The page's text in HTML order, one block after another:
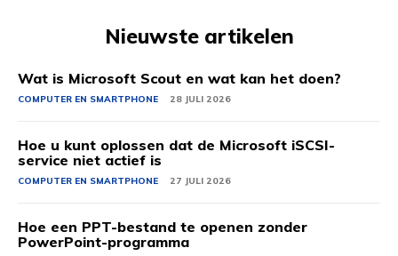
Nieuwste artikelen
Wat is Microsoft Scout en wat kan het doen?
COMPUTER EN SMARTPHONE 28 JULI 2026
Hoe u kunt oplossen dat de Microsoft iSCSI-
service niet actief is
COMPUTER EN SMARTPHONE 27 JULI 2026
Hoe een PPT-bestand te openen zonder
PowerPoint-programma